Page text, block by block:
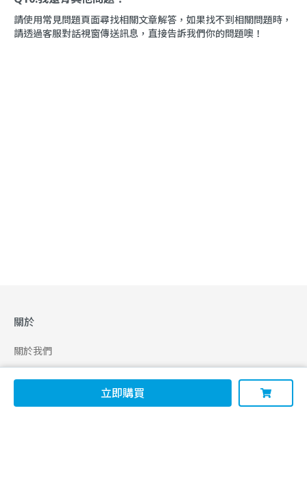
立即購買
請使用常見問題頁面尋找相關文章解答，如果找不到相關問題時，
請透過客服對話視窗傳送訊息，直接告訴我們你的問題噢！
關於
關於我們
合作申請